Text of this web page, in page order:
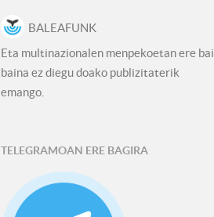
BALEAFUNK
Eta multinazionalen menpekoetan ere bai,
baina ez diegu doako publizitaterik
emango.
TELEGRAMOAN ERE BAGIRA